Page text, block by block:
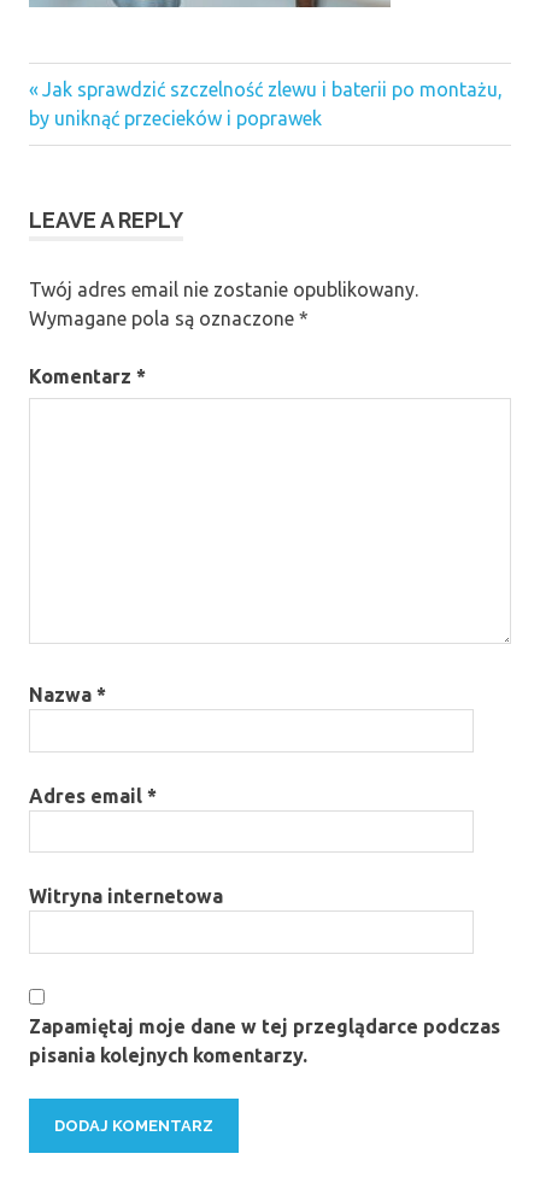
Nawigacja
wpisu
Previous
Post:
Jak sprawdzić szczelność zlewu i baterii po montażu,
by uniknąć przecieków i poprawek
LEAVE A REPLY
Twój adres email nie zostanie opublikowany.
Wymagane pola są oznaczone *
Komentarz *
Nazwa *
Adres email *
Witryna internetowa
Zapamiętaj moje dane w tej przeglądarce podczas
pisania kolejnych komentarzy.